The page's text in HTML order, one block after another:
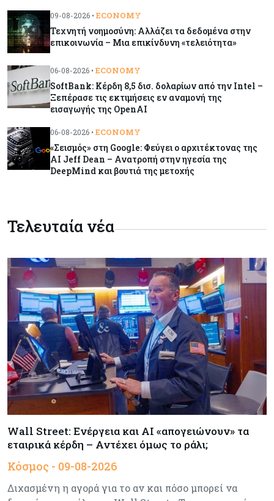
Κύπρος 09-08-2026
σύνδεση Κύπρου - Ελλάδας
Κόσμος
προκαλούν αντιδράσεις και ο λογαριασμός –
μαμούθ
Πώς οι big tech εκτόξευσαν την
κεφαλαιοποίηση του Nasdaq 100 κατά $3,5 τρισ.
Αρθρογραφία 09-08-2026
Η επενδυτική κουλτούρα που λείπει από την
Κύπρο
Τουρισμός 09-08-2026
Στη σκανδιναβική αγορά ποντάρει η Κύπρος για
περισσότερους επισκέπτες τον χειμώνα
Κόσμος
Ευρώπης - Τι θα γίνει τον χειμώνα
09-08-2026 • ECONOMY
Τεχνητή νοημοσύνη: Αλλάζει τα δεδομένα στην
επικοινωνία – Μια επικίνδυνη «τελειότητα»
06-08-2026 • ECONOMY
SoftBank: Κέρδη 8,5 δισ. δολαρίων από την Intel –
Ξεπέρασε τις εκτιμήσεις εν αναμονή της
εισαγωγής της OpenAI
06-08-2026 • ECONOMY
«Σεισμός» στη Google: Φεύγει ο αρχιτέκτονας της
AI Jeff Dean – Ανατροπή στην ηγεσία της
DeepMind και βουτιά της μετοχής
Τελευταία νέα
Wall Street: Ενέργεια και AI «απογειώνουν» τα
εταιρικά κέρδη – Αντέχει όμως το ράλι;
Κόσμος - 09-08-2026
Διχασμένη η αγορά για το αν και πόσο μπορεί να